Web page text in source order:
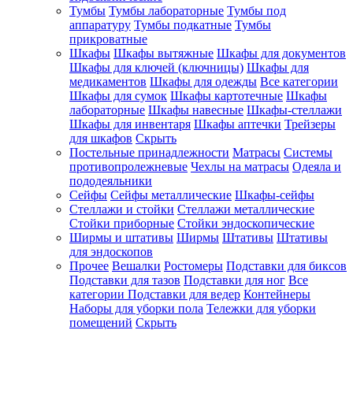
Тумбы Тумбы лабораторные Тумбы под
аппаратуру Тумбы подкатные Тумбы
прикроватные
Шкафы Шкафы вытяжные Шкафы для документов
Шкафы для ключей (ключницы) Шкафы для
медикаментов Шкафы для одежды Все категории
Шкафы для сумок Шкафы картотечные Шкафы
лабораторные Шкафы навесные Шкафы-стеллажи
Шкафы для инвентаря Шкафы аптечки Трейзеры
для шкафов Скрыть
Постельные принадлежности Матрасы Системы
противопролежневые Чехлы на матрасы Одеяла и
пододеяльники
Сейфы Сейфы металлические Шкафы-сейфы
Стеллажи и стойки Стеллажи металлические
Стойки приборные Стойки эндоскопические
Ширмы и штативы Ширмы Штативы Штативы
для эндоскопов
Прочее Вешалки Ростомеры Подставки для биксов
Подставки для тазов Подставки для ног Все
категории Подставки для ведер Контейнеры
Наборы для уборки пола Тележки для уборки
помещений Скрыть